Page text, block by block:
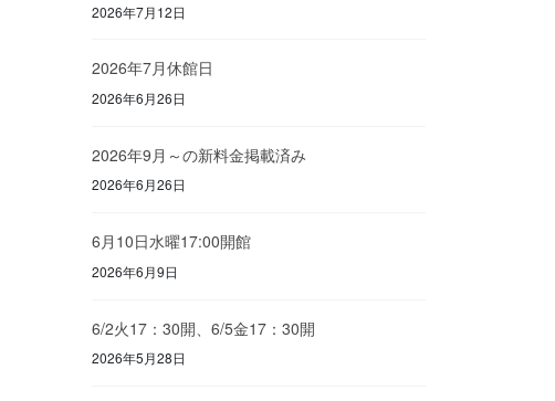
2026年7月12日
2026年7月休館日
2026年6月26日
2026年9月～の新料金掲載済み
2026年6月26日
6月10日水曜17:00開館
2026年6月9日
6/2火17：30開、6/5金17：30開
2026年5月28日